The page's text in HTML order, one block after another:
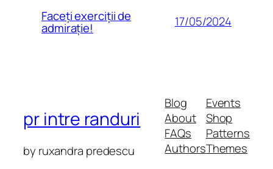
Faceți exerciții de
admirație! 17/05/2024
pr intre randuri
by ruxandra predescu
Blog
About
FAQs
Authors
Events
Shop
Patterns
Themes